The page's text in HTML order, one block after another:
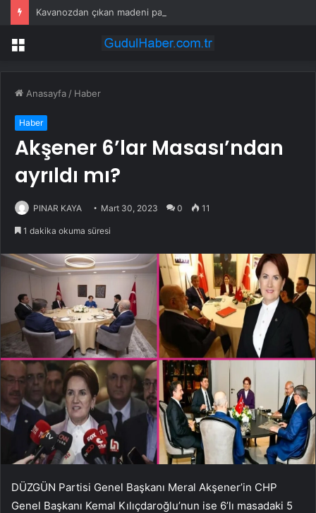
Kavanozdan çıkan madeni para 39 milyon lira kazandırdı
Menü
Anasayfa / Haber
Haber
Akşener 6’lar Masası’ndan
ayrıldı mı?
PINAR KAYA Mart 30, 2023 0 11
1 dakika okuma süresi
DÜZGÜN Partisi Genel Başkanı Meral Akşener’in CHP
Genel Başkanı Kemal Kılıçdaroğlu’nun ise 6’lı masadaki 5